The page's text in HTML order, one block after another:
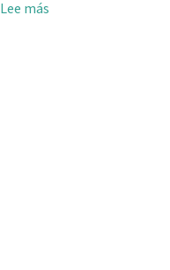
Lee más